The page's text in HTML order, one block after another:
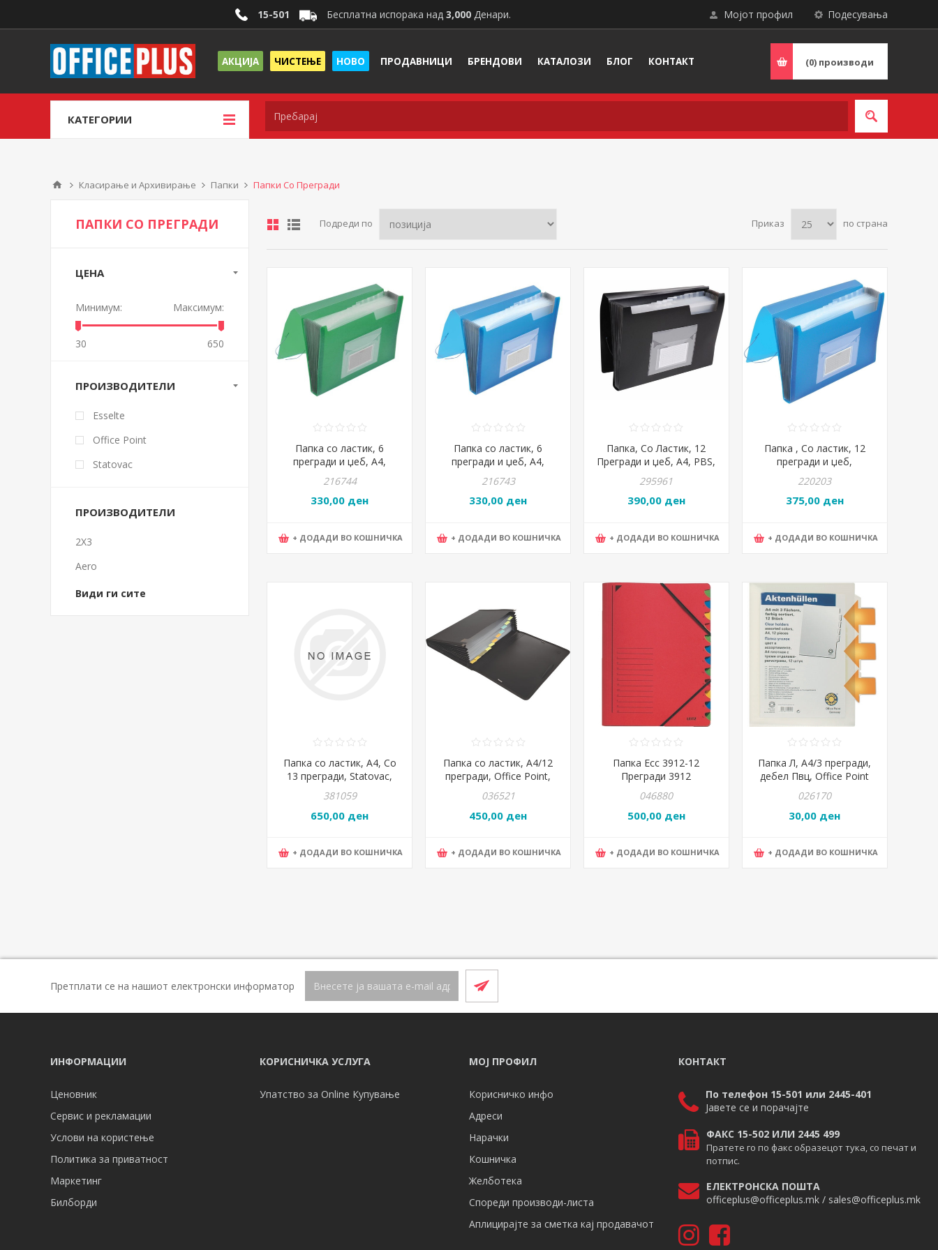
Подесувања
Мојот профил
15-501 Бесплатна испорака над 3,000 Денари.
АКЦИЈА ЧИСТЕЊЕ НОВО ПРОДАВНИЦИ БРЕНДОВИ КАТАЛОЗИ БЛОГ КОНТАКТ (0) производи
КАТЕГОРИИ
Класирање и Архивирање Папки Папки Со Прегради
Подреди по Приказ по страна
Папка со ластик, 6
прегради и џеб, А4,
330*240*30 мм., PBS,
KF16599, Зелена
216744
330,00 ден
+ ДОДАДИ ВО КОШНИЧКА
Папка со ластик, 6
прегради и џеб, А4,
330*240*30 мм., PBS,
KF16598, Сина
216743
330,00 ден
+ ДОДАДИ ВО КОШНИЧКА
Папка, Со Ластик, 12
Прегради и џеб, А4, PBS,
Q-Connect, KF01276,
Црна
295961
390,00 ден
+ ДОДАДИ ВО КОШНИЧКА
Папка , Со ластик, 12
прегради и џеб,
330*240*30 мм., PBS,
KF02479, Сина
220203
375,00 ден
+ ДОДАДИ ВО КОШНИЧКА
Папка со ластик, А4, Со
13 прегради, Statovac,
Biro time, 480911,
Портокалова
381059
650,00 ден
+ ДОДАДИ ВО КОШНИЧКА
Папка со ластик, А4/12
прегради, Office Point,
3946500-09, Црна
036521
450,00 ден
+ ДОДАДИ ВО КОШНИЧКА
Папка Есс 3912-12
Прегради 3912
046880
500,00 ден
+ ДОДАДИ ВО КОШНИЧКА
Папка Л, А4/3 прегради,
дебел Пвц, Office Point
026170
30,00 ден
+ ДОДАДИ ВО КОШНИЧКА
ПАПКИ СО ПРЕГРАДИ
ЦЕНА
Минимум: Максимум:
30 650
ПРОИЗВОДИТЕЛИ
Esselte
Office Point
Statovac
ПРОИЗВОДИТЕЛИ
2X3
Aero
Види ги сите
Претплати се на нашиот електронски информатор
ИНФОРМАЦИИ
Ценовник
Сервис и рекламации
Услови на користење
Политика за приватност
Маркетинг
Билборди
КОРИСНИЧКА УСЛУГА
Упатство за Online Купување
МОЈ ПРОФИЛ
Корисничко инфо
Адреси
Нарачки
Кошничка
Желботека
Спореди производи-листа
Аплицирајте за сметка кај продавачот
КОНТАКТ
По телефон 15-501 или 2445-401
Јавете се и порачајте
ФАКС 15-502 ИЛИ 2445 499
Пратете го по факс образецот тука, со печат и
потпис.
ЕЛЕКТРОНСКА ПОШТА
officeplus@officeplus.mk / sales@officeplus.mk